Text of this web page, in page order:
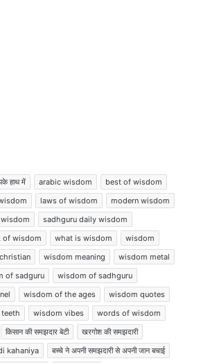
हाथ में arabic wisdom
best of wisdom
laws of wisdom
modern wisdom
sadhguru daily wisdom
of wisdom what is wisdom
wisdom
wisdom meaning
wisdom metal
of sadguru
wisdom of sadhguru
wisdom of the ages
wisdom quotes
wisdom vibes
words of wisdom
किसान की समझदार बेटी
खरगोश की समझदारी
kahaniya
बच्चे ने अपनी समझदारी से अपनी जान बचाई